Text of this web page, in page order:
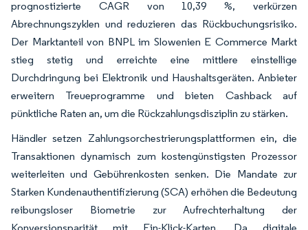
prognostizierte CAGR von 10,39 %, verkürzen
Abrechnungszyklen und reduzieren das Rückbuchungsrisiko.
Der Marktanteil von BNPL im Slowenien E Commerce Markt
stieg stetig und erreichte eine mittlere einstellige
Durchdringung bei Elektronik und Haushaltsgeräten. Anbieter
erweitern Treueprogramme und bieten Cashback auf
pünktliche Raten an, um die Rückzahlungsdisziplin zu stärken.
Händler setzen Zahlungsorchestrierungsplattformen ein, die
Transaktionen dynamisch zum kostengünstigsten Prozessor
weiterleiten und Gebührenkosten senken. Die Mandate zur
Starken Kundenauthentifizierung (SCA) erhöhen die Bedeutung
reibungsloser Biometrie zur Aufrechterhaltung der